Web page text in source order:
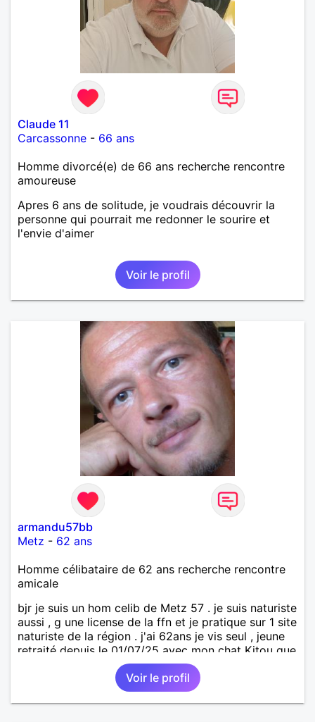
Claude 11
Carcassonne - 66 ans
Homme divorcé(e) de 66 ans recherche rencontre
amoureuse
Apres 6 ans de solitude, je voudrais découvrir la
personne qui pourrait me redonner le sourire et
l'envie d'aimer
Voir le profil
armandu57bb
Metz - 62 ans
Homme célibataire de 62 ans recherche rencontre
amicale
bjr je suis un hom celib de Metz 57 . je suis naturiste
aussi , g une license de la ffn et je pratique sur 1 site
naturiste de la région . j'ai 62ans je vis seul , jeune
retraité depuis le 01/07/25 avec mon chat Kitou que
j'ai adopté en 04/2023 , je recherche une femme
pour amitié et compagnie , partager des moments
de détente , de loisirs et d'intimités dans le respect
mutuel sur ma région du 57/54.
Voir le profil